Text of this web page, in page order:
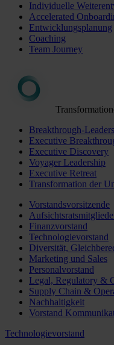
Individuelle
Accelerated
Entwicklungsplanung
Coaching
Team Journey
Breakthrough-
Executive
Executive Discovery
Voyager Leadership
Executive Retreat
Transformation der
Vorstandsvorsitzende
Finanzvorstand
Technologievorstand
Diversität,
Marketing und Sales
Personalvorstand
Legal, Regulatory &
Supply Chain &
Nachhaltigkeit
Vorstand
Technologievorstand